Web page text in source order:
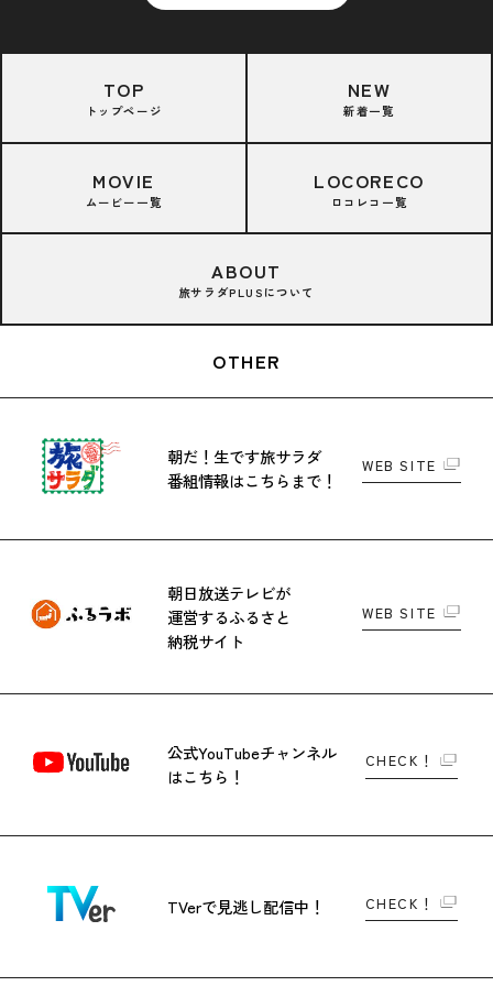
TOP
トップページ
NEW
新着一覧
MOVIE
ムービー一覧
LOCORECO
ロコレコ一覧
ABOUT
旅サラダPLUSについて
OTHER
朝だ！生です旅サラダ
番組情報はこちらまで！
WEB SITE
朝日放送テレビが
運営するふるさと
納税サイト
WEB SITE
公式YouTubeチャンネル
はこちら！
CHECK！
TVerで見逃し配信中！ CHECK！